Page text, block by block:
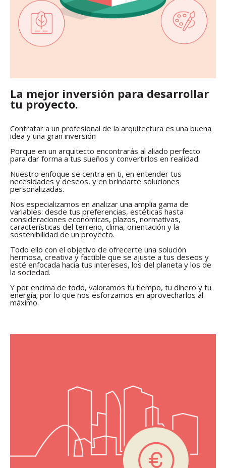
La mejor inversión para desarrollar
tu proyecto.
Contratar a un profesional de la arquitectura es una buena
idea y una gran inversión
Porque en un arquitecto encontrarás al aliado perfecto
para dar forma a tus sueños y convertirlos en realidad.
Nuestro enfoque se centra en ti, en entender tus
necesidades y deseos, y en brindarte soluciones
personalizadas.
Nos especializamos en analizar una amplia gama de
variables: desde tus preferencias, estéticas hasta
consideraciones económicas, plazos, normativas,
características del terreno, clima, orientación y la
sostenibilidad de un proyecto.
Todo ello con el objetivo de ofrecerte una solución
hermosa, creativa y factible que se ajuste a tus deseos y
esté enfocada hacia tus intereses, los del planeta y los de
la sociedad.
Y por encima de todo, valoramos tu tiempo, tu dinero y tu
energía; por lo que nos esforzamos en aprovecharlos al
máximo.